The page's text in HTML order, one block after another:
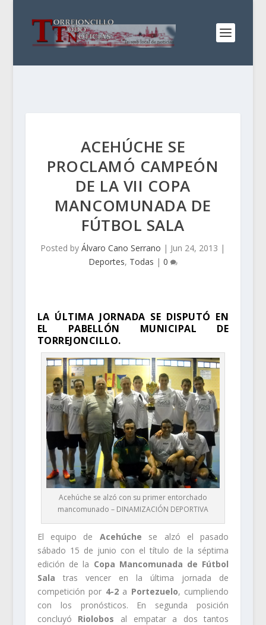
ACEHÚCHE SE
PROCLAMÓ CAMPEÓN
DE LA VII COPA
MANCOMUNADA DE
FÚTBOL SALA
Posted byÁlvaro Cano Serrano | Jun 24, 2013 |
Deportes, Todas | 0
LA ÚLTIMA JORNADA SE DISPUTÓ EN
EL PABELLÓN MUNICIPAL DE
TORREJONCILLO.
Acehúche se alzó con su primer entorchado
mancomunado – DINAMIZACIÓN DEPORTIVA
El equipo de Acehúche se alzó el pasado
sábado 15 de junio con el título de la séptima
edición de la Copa Mancomunada de Fútbol
Sala tras vencer en la última jornada de
competición por 4-2a Portezuelo, cumpliendo
con los pronósticos. En segunda posición
concluyó Riolobos al empatar a dos tantos